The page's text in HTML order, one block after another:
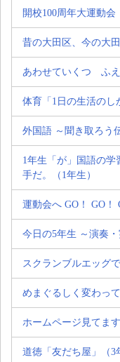
開校100周年大運動会
昔の大田区、今の大
あわせていくつ ふえ
体育「1日の生活のし
外国語 ～聞き取ろう
1年生「が」国語の
手だ。（1年生）
運動会へ GO！ GO！
今日の5年生 ～演奏・
スクランブルエッグ
めまぐるしく変わって
ホームページ見てます
道徳「友だち屋」（3